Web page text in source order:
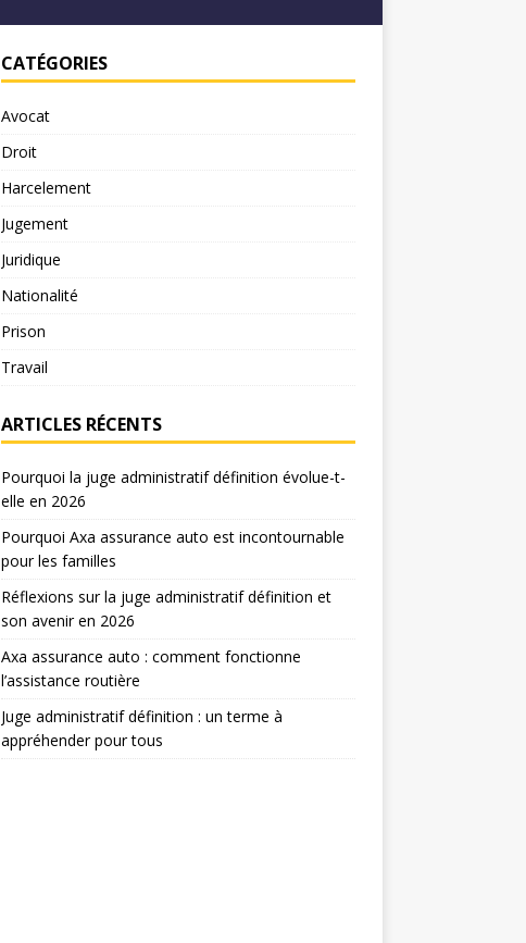
CATÉGORIES
Avocat
Droit
Harcelement
Jugement
Juridique
Nationalité
Prison
Travail
ARTICLES RÉCENTS
Pourquoi la juge administratif définition évolue-t-
elle en 2026
Pourquoi Axa assurance auto est incontournable
pour les familles
Réflexions sur la juge administratif définition et
son avenir en 2026
Axa assurance auto : comment fonctionne
l’assistance routière
Juge administratif définition : un terme à
appréhender pour tous